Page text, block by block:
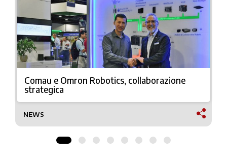
Comau e Omron Robotics, collaborazione
strategica
NEWS